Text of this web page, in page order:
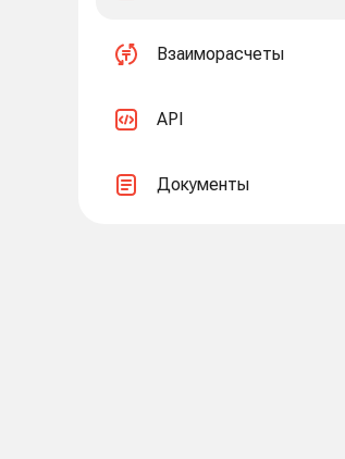
Взаиморасчеты
API
Документы